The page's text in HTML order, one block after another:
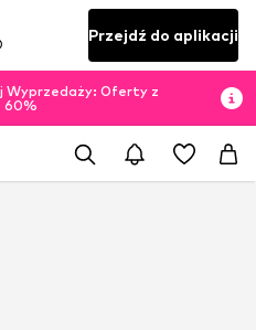
Przejdź do aplikacji
Wyprzedaży: Oferty z
60%